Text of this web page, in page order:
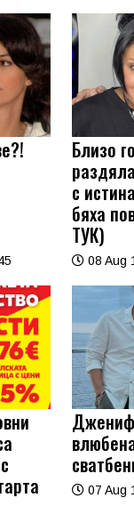
Близо
с
бяха
ТУК)
08 Aug
07 Aug